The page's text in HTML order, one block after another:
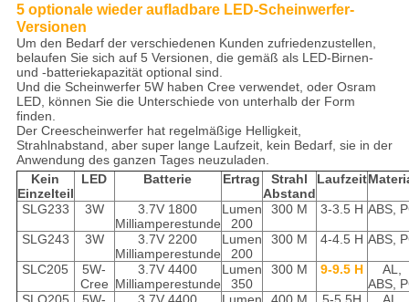
5 optionale wieder aufladbare LED-Scheinwerfer-
Versionen
Um den Bedarf der verschiedenen Kunden zufriedenzustellen,
belaufen Sie sich auf 5 Versionen, die gemäß als LED-Birnen-
und -batteriekapazität optional sind.
Und die Scheinwerfer 5W haben Cree verwendet, oder Osram
LED, können Sie die Unterschiede von unterhalb der Form
finden.
Der Creescheinwerfer hat regelmäßige Helligkeit,
Strahlnabstand, aber super lange Laufzeit, kein Bedarf, sie in der
Anwendung des ganzen Tages neuzuladen.
Kein
Einzelteil
LED Batterie Ertrag
Strahl
Abstand
Laufzeit
SLG233 3W
3.7V 1800
Milliamperestunde
Lumen
200
300 M 3-3.5 H ABS,
SLG243 3W
3.7V 2200
Milliamperestunde
Lumen
200
300 M 4-4.5 H ABS,
SLC205
5W-
Cree
3.7V 4400
Milliamperestunde
Lumen
350
300 M 9-9.5 H
AL,
ABS,
SLO205
5W- 3.7V 4400 Lumen 400 M 5-5.5H AL,